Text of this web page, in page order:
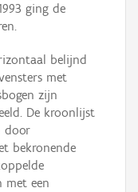
ging de
belijnd
met
zijn
De kroonlijst
door
bekronende
met een